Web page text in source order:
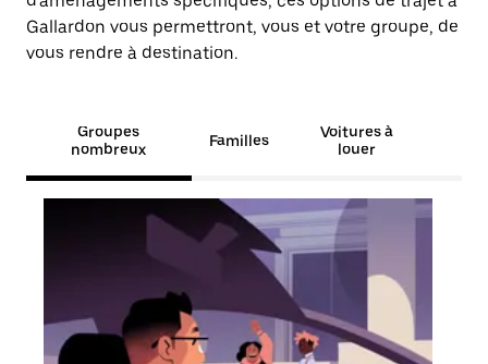
Gallardon vous permettront, vous et votre groupe, de
vous rendre à destination.
Groupes
nombreux
Familles
Voitures à
louer